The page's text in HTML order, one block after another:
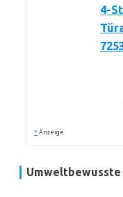
4-
* Anzeige